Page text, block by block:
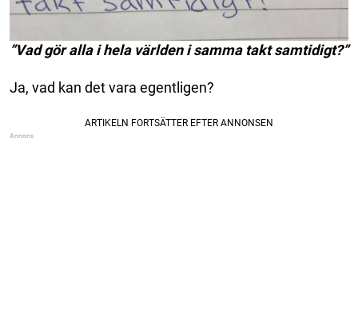
”Vad gör alla i hela världen i samma takt samtidigt?”
Ja, vad kan det vara egentligen?